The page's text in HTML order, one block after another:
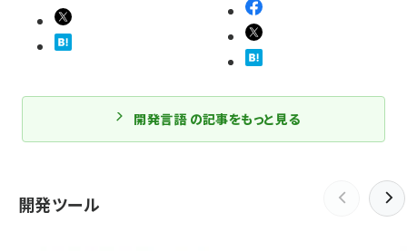
開発言語 の記事をもっと見る
開発ツール